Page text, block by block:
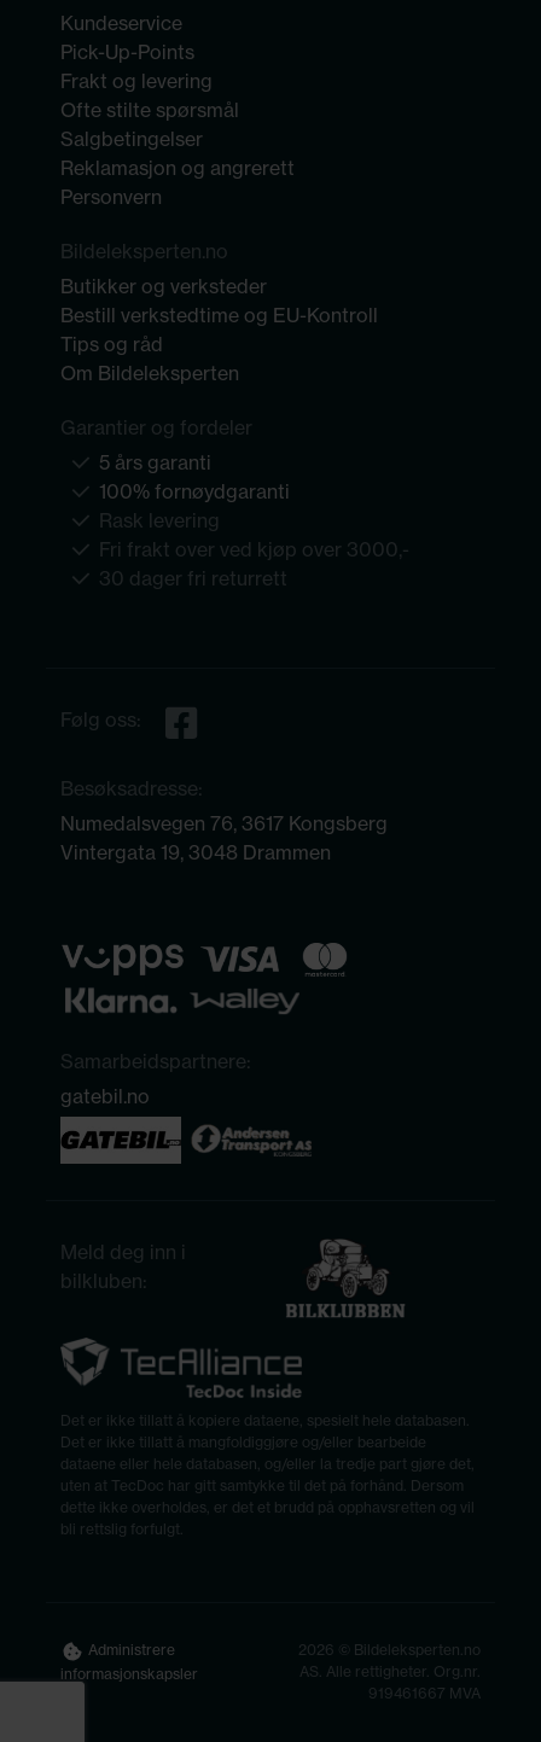
Kundeservice
Pick-Up-Points
Frakt og levering
Ofte stilte spørsmål
Salgbetingelser
Reklamasjon og angrerett
Personvern
Bildeleksperten.no
Butikker og verksteder
Bestill verkstedtime og EU-Kontroll
Tips og råd
Om Bildeleksperten
Garantier og fordeler
5 års garanti
100% fornøydgaranti
Rask levering
Fri frakt over ved kjøp over 3000,-
30 dager fri returrett
Følg oss:
Besøksadresse:
Numedalsvegen 76, 3617 Kongsberg
Vintergata 19, 3048 Drammen
Samarbeidspartnere:
gatebil.no
Meld deg inn i
bilkluben:
Det er ikke tillatt å kopiere dataene, spesielt hele databasen.
Det er ikke tillatt å mangfoldiggjøre og/eller bearbeide
dataene eller hele databasen, og/eller la tredje part gjøre det,
uten at TecDoc har gitt samtykke til det på forhånd. Dersom
dette ikke overholdes, er det et brudd på opphavsretten og vil
bli rettslig forfulgt.
Administrere
informasjonskapsler
2026 © Bildeleksperten.no
AS. Alle rettigheter. Org.nr.
919461667 MVA